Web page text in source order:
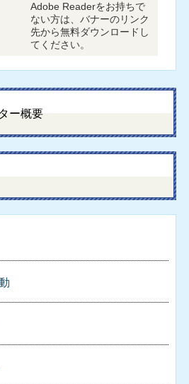
Adobe Readerをお持ちで
ない方は、バナーのリンク
先から無料ダウンロードし
てください。
ー概要